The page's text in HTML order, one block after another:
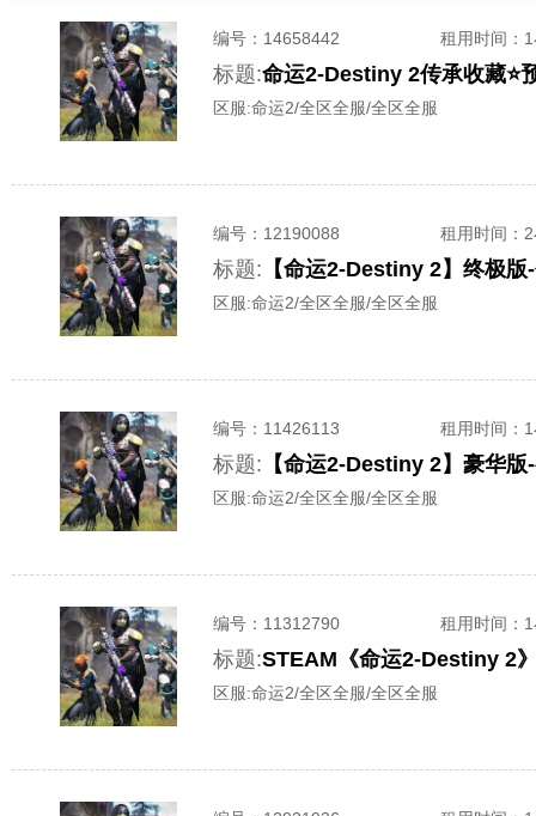
编号： 14658442 租用时间 ：
标题:命运2-Destiny 2传承收藏⭐
区服:命运2/全区全服/全区全服
编号： 12190088 租用时间 ：
标题:
区服:命运2/全区全服/全区全服
编号： 11426113 租用时间 ：
标题: 【命运2-Destiny 2】豪华
区服:命运2/全区全服/全区全服
编号： 11312790 租用时间 ：
标题:STEAM《命运2-Destiny 2
区服:命运2/全区全服/全区全服